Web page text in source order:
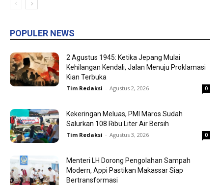
POPULER NEWS
2 Agustus 1945: Ketika Jepang Mulai
Kehilangan Kendali, Jalan Menuju Proklamasi
Kian Terbuka
Tim Redaksi - Agustus 2, 2026 0
Kekeringan Meluas, PMI Maros Sudah
Salurkan 108 Ribu Liter Air Bersih
Tim Redaksi - Agustus 3, 2026 0
Menteri LH Dorong Pengolahan Sampah
Modern, Appi Pastikan Makassar Siap
Bertransformasi